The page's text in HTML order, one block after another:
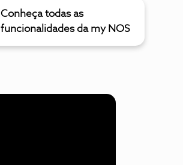
Conheça todas as
funcionalidades da my NOS